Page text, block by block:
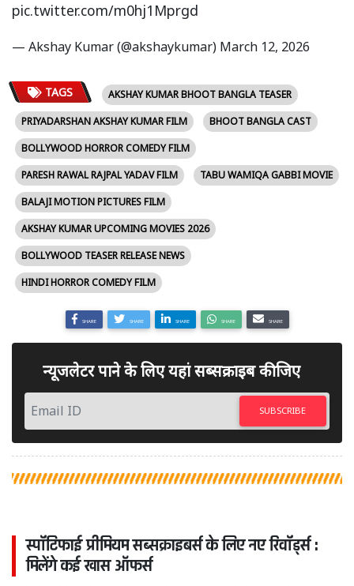
pic.twitter.com/m0hj1Mprgd
— Akshay Kumar (@akshaykumar) March 12, 2026
TAGS
AKSHAY KUMAR BHOOT BANGLA TEASER
PRIYADARSHAN AKSHAY KUMAR FILM
BHOOT BANGLA CAST
BOLLYWOOD HORROR COMEDY FILM
PARESH RAWAL RAJPAL YADAV FILM
TABU WAMIQA GABBI MOVIE
BALAJI MOTION PICTURES FILM
AKSHAY KUMAR UPCOMING MOVIES 2026
BOLLYWOOD TEASER RELEASE NEWS
HINDI HORROR COMEDY FILM
SHARE SHARE SHARE SHARE SHARE
न्यूजलेटर पाने के लिए यहां सब्सक्राइब कीजिए
SUBSCRIBE
स्पॉटिफाई प्रीमियम सब्सक्राइबर्स के लिए नए रिवॉर्ड्स :
मिलेंगे कई खास ऑफर्स